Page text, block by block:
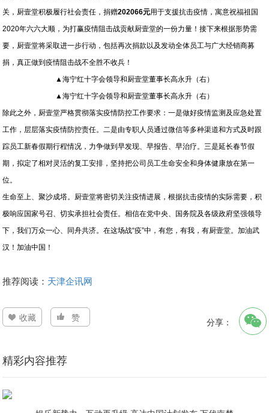
关，厨壹堂积极履行社会责任，捐赠202066元用于支援抗击疫情，寓意祝福祖国
2020年六六大顺，为打赢疫情阻击战贡献厨壹堂的一份力量！接下来根据形势需
要，厨壹堂将采取进一步行动，包括再次捐款以及发动全体员工与广大经销商募
捐，真正做到疫情阻击战不全胜不收兵！
▲海宁红十字会领导和厨壹堂董事长高永升（右）
▲海宁红十字会领导和厨壹堂董事长高永升（右）
除此之外，厨壹堂严格贯彻落实疫情防控工作要求：一是做好疫情监测及应急处置
工作，层层落实疫情防控责任。二是由专职人员通过微信等多种渠道和方式及时跟
踪员工新春假期行程情况，力争做到早发现、早报告、早治疗。三是延长春节假
期，拟定了相对灵活的复工安排，坚持把公司员工生命安全和身体健康放在第一
位。
生命至上、聚沙成塔。厨壹堂将密切关注疫情进展，根据抗击疫情的实际需要，积
极响应国家号召、切实承担社会责任。相信在党中央、国务院及各级政府坚强领导
下，我们万众一心、同舟共济。在这场战“疫”中，有您，有我，有厨壹堂。加油武
汉！加油中国！
推荐阅读： 天津企讯网
收藏 赞 分享：
精彩内容推荐